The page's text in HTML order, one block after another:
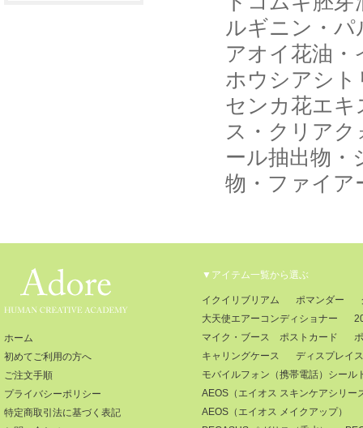
ルギニン・
アオイ花油
ホウシアシト
センカ花エキ
ス・クリア
ール抽出物・
物・ファイア
ホーム
初めてご利用の方へ
ご注文手順
プライバシーポリシー
特定商取引法に基づく表記
▼アイテム一覧から選ぶ
イクイリブリアム ポマンダー
大天使エアーコンディショナー
マイク・ブース ポストカード
キャリングケース
ディスプレイ
モバイルフォン（携帯電話）シール
AEOS（エイオス スキンケアシリー
AEOS（エイオス メイクアップ）